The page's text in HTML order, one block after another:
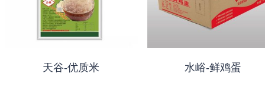
天谷-优质米 水峪-鲜鸡蛋